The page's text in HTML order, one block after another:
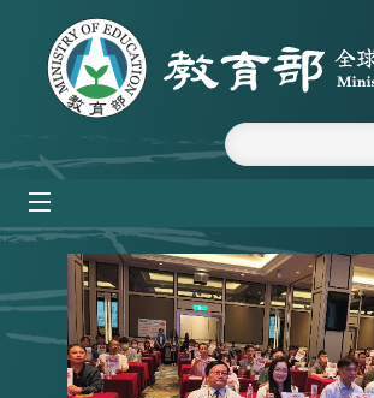
跳到主要內容區塊
:::